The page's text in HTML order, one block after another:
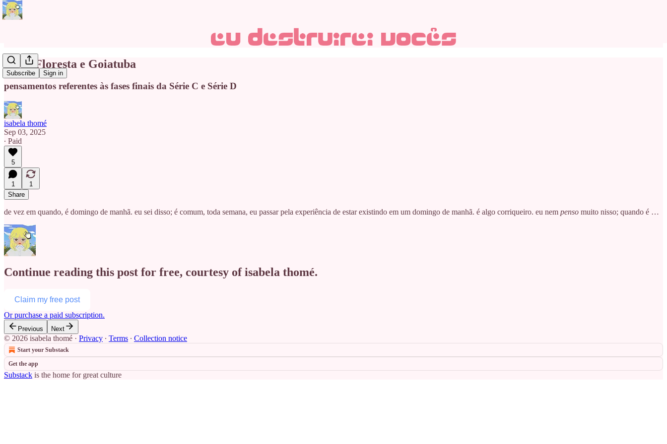
Subscribe Sign in
sobre Floresta e Goiatuba
pensamentos referentes às fases finais da Série C e Série D
isabela thomé
Sep 03, 2025
∙ Paid
5
1
1
Share
de vez em quando, é domingo de manhã. eu sei disso; é comum, toda semana, eu passar pela experiência de estar existindo em um domingo de manhã. é algo corriqueiro. eu nem penso muito nisso; quando é …
Continue reading this post for free, courtesy of isabela thomé.
Claim my free post
Or purchase a paid subscription.
Previous Next
© 2026 isabela thomé · Privacy ∙ Terms ∙ Collection notice
Start your Substack
Get the app
Substack is the home for great culture